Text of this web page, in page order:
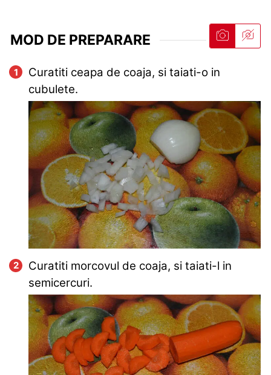
MOD DE PREPARARE
Curatiti ceapa de coaja, si taiati-o in
cubulete.
Curatiti morcovul de coaja, si taiati-l in
semicercuri.